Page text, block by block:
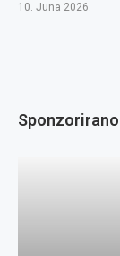
10. Juna 2026.
Sponzorirano